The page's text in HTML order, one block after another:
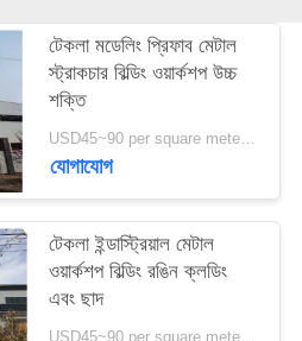
টেকলা মডেলিং প্রিফাব মেটাল
স্ট্রাকচার বিল্ডিং ওয়ার্কশপ উচ্চ
শক্তি
USD45~90 per square meter MOQ:1000 বর্গ মিটার
যোগাযোগ
টেকলা ইন্ডাস্ট্রিয়াল মেটাল
ওয়ার্কশপ বিল্ডিং রঙিন ক্লডিং
এবং ছাদ
USD45~90 per square meter MOQ:1000 বর্গ মিটার